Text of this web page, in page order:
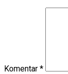
Komentar *